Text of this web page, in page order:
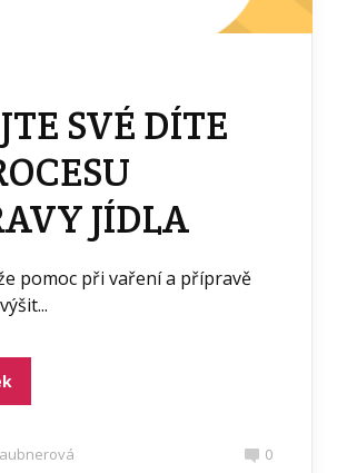
SVÉ DÍTE
JÍDLA
pomoc při vaření a přípravě
0